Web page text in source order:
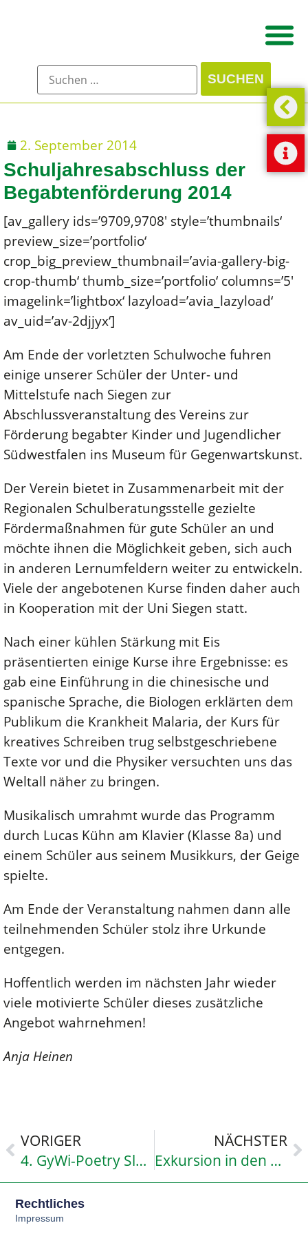
2. September 2014
Schuljahresabschluss der
Begabtenförderung 2014
[av_gallery ids=’9709,9708′ style=’thumbnails‘
preview_size=’portfolio‘
crop_big_preview_thumbnail=’avia-gallery-big-
crop-thumb‘ thumb_size=’portfolio‘ columns=’5′
imagelink=’lightbox‘ lazyload=’avia_lazyload‘
av_uid=’av-2djjyx‘]
Am Ende der vorletzten Schulwoche fuhren
einige unserer Schüler der Unter- und
Mittelstufe nach Siegen zur
Abschlussveranstaltung des Vereins zur
Förderung begabter Kinder und Jugendlicher
Südwestfalen ins Museum für Gegenwartskunst.
Der Verein bietet in Zusammenarbeit mit der
Regionalen Schulberatungsstelle gezielte
Fördermaßnahmen für gute Schüler an und
möchte ihnen die Möglichkeit geben, sich auch
in anderen Lernumfeldern weiter zu entwickeln.
Viele der angebotenen Kurse finden daher auch
in Kooperation mit der Uni Siegen statt.
Nach einer kühlen Stärkung mit Eis
präsentierten einige Kurse ihre Ergebnisse: es
gab eine Einführung in die chinesische und
spanische Sprache, die Biologen erklärten dem
Publikum die Krankheit Malaria, der Kurs für
kreatives Schreiben trug selbstgeschriebene
Texte vor und die Physiker versuchten uns das
Weltall näher zu bringen.
Musikalisch umrahmt wurde das Programm
durch Lucas Kühn am Klavier (Klasse 8a) und
einem Schüler aus seinem Musikkurs, der Geige
spielte.
Am Ende der Veranstaltung nahmen dann alle
teilnehmenden Schüler stolz ihre Urkunde
entgegen.
Hoffentlich werden im nächsten Jahr wieder
viele motivierte Schüler dieses zusätzliche
Angebot wahrnehmen!
Anja Heinen
VORIGER
4. GyWi-Poetry Slam – Wortgewand(t)
NÄCHSTER
Exkursion in den Tagebau Garzweiler
Rechtliches
Impressum